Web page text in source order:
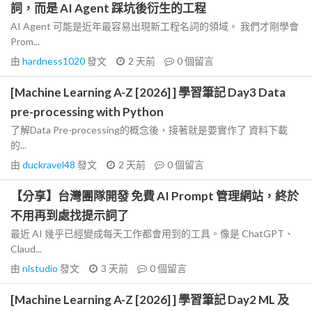
詞，而是 AI Agent 踩坑後衍生的工程
AI Agent 可能是近年最容易出現新工程名詞的領域。 我們才剛學會
Prom...
由 hardness1020發文 2 天前 0個留言
[Machine Learning A-Z [2026] ] 學習筆記 Day3 Data
pre-processing with Python
了解Data Pre-processing的概念後，接著就是要實作了 資料下載
的...
由 duckravel48 發文 2 天前 0個留言
【分享】台灣團隊開發 免費 AI Prompt 管理網站，終於
不用再到處找提示詞了
最近 AI 幾乎已經變成每天工作都會用到的工具。像是 ChatGPT、
Claud...
由 nlstudio 發文 3 天前 0個留言
[Machine Learning A-Z [2026] ] 學習筆記 Day2 ML 及